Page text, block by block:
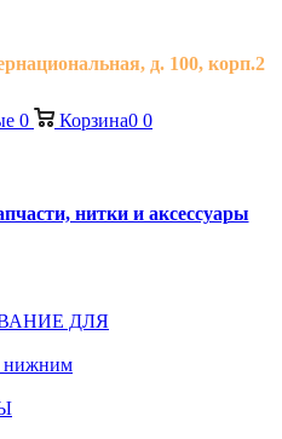
д. 100, корп.2
0 Корзина0 0
нитки и аксессуары
ДЛЯ
нижним